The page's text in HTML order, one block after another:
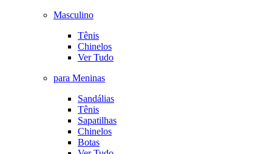
Masculino
Tênis
Chinelos
Ver Tudo
para Meninas
Sandálias
Tênis
Sapatilhas
Chinelos
Botas